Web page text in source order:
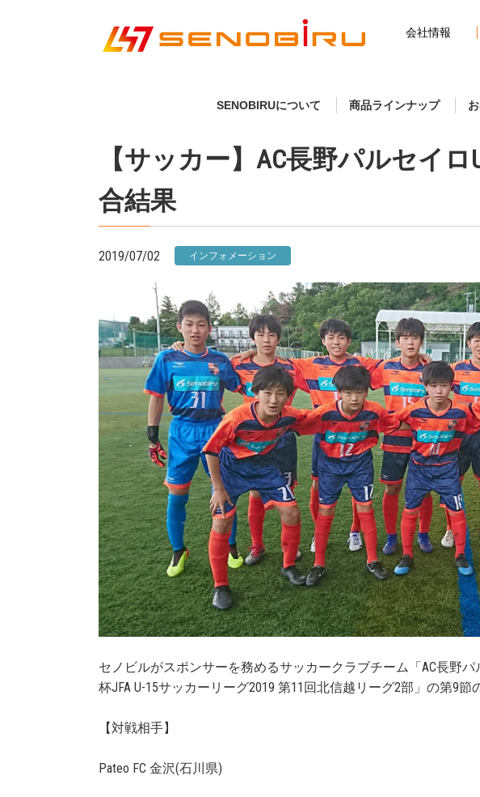
会社情報
SENOBIRUについて 商品ラインナップ
【サッカー】AC長野パルセイ
合結果
2019/07/02 インフォメーション
セノビルがスポンサーを務めるサッカークラブチーム「AC長野
杯JFA U-15サッカーリーグ2019 第11回北信越リーグ2部」の第9節
【対戦相手】
Pateo FC 金沢(石川県)